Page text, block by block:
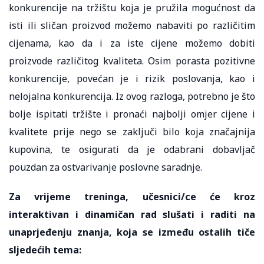
konkurencije na tržištu koja je pružila mogućnost da
isti ili sličan proizvod možemo nabaviti po različitim
cijenama, kao da i za iste cijene možemo dobiti
proizvode različitog kvaliteta. Osim porasta pozitivne
konkurencije, povećan je i rizik poslovanja, kao i
nelojalna konkurencija. Iz ovog razloga, potrebno je što
bolje ispitati tržište i pronaći najbolji omjer cijene i
kvalitete prije nego se zaključi bilo koja značajnija
kupovina, te osigurati da je odabrani dobavljač
pouzdan za ostvarivanje poslovne saradnje.
Za vrijeme treninga, učesnici/ce će kroz
interaktivan i dinamičan rad slušati i raditi na
unaprjeđenju znanja, koja se između ostalih tiče
sljedećih tema: